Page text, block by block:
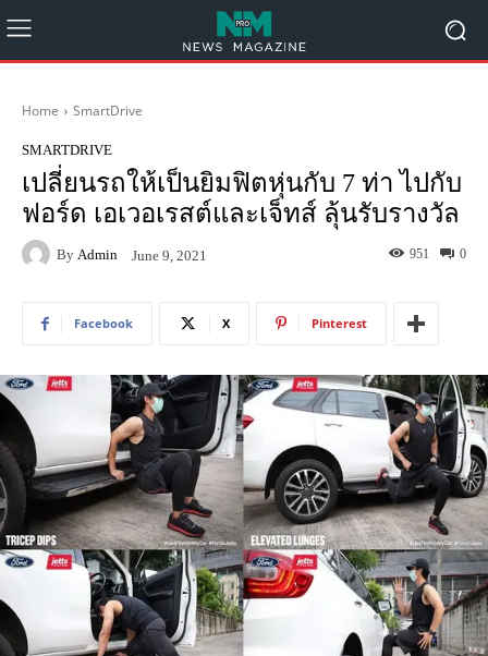
Home SmartDrive
SMARTDRIVE
เปลี่ยนรถให้เป็นยิมฟิตหุ่นกับ 7 ท่า ไปกับ
ฟอร์ด เอเวอเรสต์และเจ็ทส์ ลุ้นรับรางวัล
By Admin June 9, 2021 0
951
Facebook X Pinterest